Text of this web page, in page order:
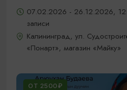
07.02.2026 - 26.12.2026,
записи
Калининград, ул.
«Понарт», магазин «Майку»
ОТ 2500₽